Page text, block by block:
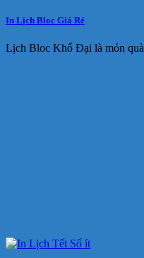
In Lịch Bloc Giá Rẻ
Lịch Bloc Khổ Đại là món